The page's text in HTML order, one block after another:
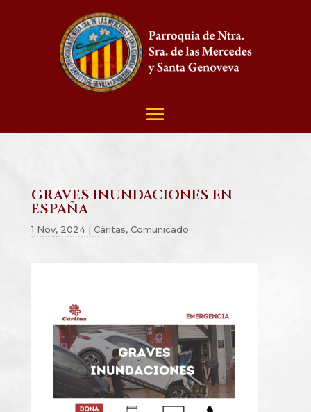
GRAVES INUNDACIONES EN
ESPAÑA
1 Nov, 2024| Cáritas, Comunicado